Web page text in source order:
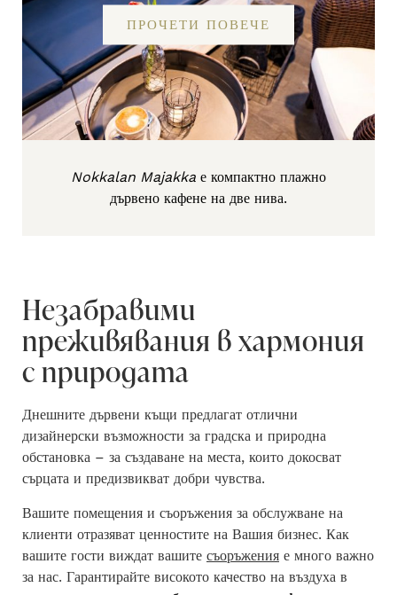
ПРОЧЕТИ ПОВЕЧЕ
Nokkalan Majakka е компактно плажно
дървено кафене на две нива.
Незабравими
преживявания в хармония
с природата
Днешните дървени къщи предлагат отлични
дизайнерски възможности за градска и природна
обстановка – за създаване на места, които докосват
сърцата и предизвикват добри чувства.
Вашите помещения и съоръжения за обслужване на
клиенти отразяват ценностите на Вашия бизнес. Как
вашите гости виждат вашите съоръжения е много важно
за нас. Гарантирайте високото качество на въздуха в